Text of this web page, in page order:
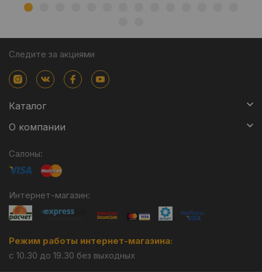
Следите за акциями
Каталог
О компании
Салоны:
Интернет-магазин:
Режим работы интернет-магазина:
с 10.30 до 19.30 без выходных